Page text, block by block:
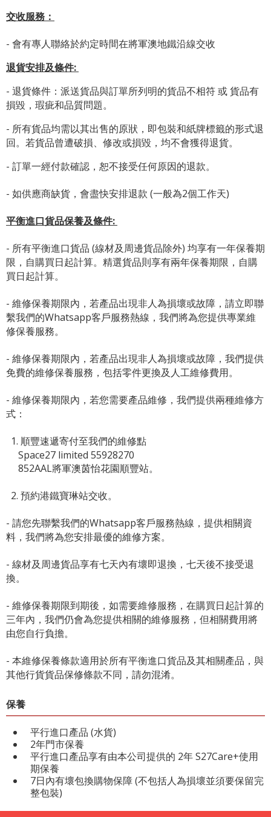
交收服務：
- 會有專人聯絡於約定時間在將軍澳地鐵沿線交收
退貨安排及條件:
- 退貨條件：派送貨品與訂單所列明的貨品不相符 或 貨品有
損毀，瑕疵和品質問題。
- 所有貨品均需以其出售的原狀，即包裝和紙牌標籤的形式退
回。若貨品曾遭破損、修改或損毀，均不會獲得退貨。
- 訂單一經付款確認，恕不接受任何原因的退款。
- 如供應商缺貨，會盡快安排退款 (一般為2個工作天)
平衡進口貨品保養及條件:
- 所有平衡進口貨品 (線材及周邊貨品除外) 均享有一年保養期
限，自購買日起計算。精選貨品則享有兩年保養期限，自購
買日起計算。
- 維修保養期限內，若產品出現非人為損壞或故障，請立即聯
繫我們的Whatsapp客戶服務熱線，我們將為您提供專業維
修保養服務。
- 維修保養期限內，若產品出現非人為損壞或故障，我們提供
免費的維修保養服務，包括零件更換及人工維修費用。
- 維修保養期限內，若您需要產品維修，我們提供兩種維修方
式：
1. 順豐速遞寄付至我們的維修點
Space27 limited 55928270
852AAL將軍澳茵怡花園順豐站。
2. 預約港鐵寶琳站交收。
- 請您先聯繫我們的Whatsapp客戶服務熱線 ，提供相關資
料，我們將為您安排最優的維修方案。
- 線材及周邊貨品享有七天內有壞即退換，七天後不接受退
換。
- 維修保養期限到期後，如需要維修服務，在購買日起計算的
三年內，我們仍會為您提供相關的維修服務，但相關費用將
由您自行負擔。
- 本維修保養條款適用於所有平衡進口貨品及其相關產品，與
其他行貨貨品保修條款不同，請勿混淆。
保養
平行進口產品 (水貨)
2年門市保養
平行進口產品享有由本公司提供的 2年 S27Care+使用
期保養
7日內有壞包換購物保障 (不包括人為損壞並須要保留完
整包裝)